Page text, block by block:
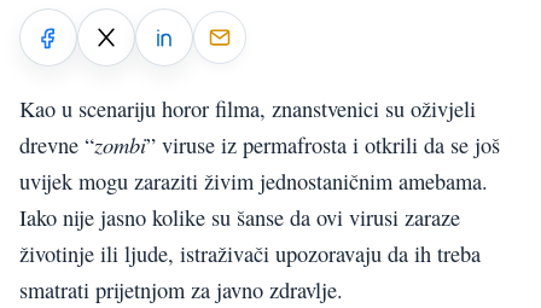
Kao u scenariju horor filma, znanstvenici su oživjeli
drevne “zombi” viruse iz permafrosta i otkrili da se još
uvijek mogu zaraziti živim jednostaničnim amebama.
Iako nije jasno kolike su šanse da ovi virusi zaraze
životinje ili ljude, istraživači upozoravaju da ih treba
smatrati prijetnjom za javno zdravlje.